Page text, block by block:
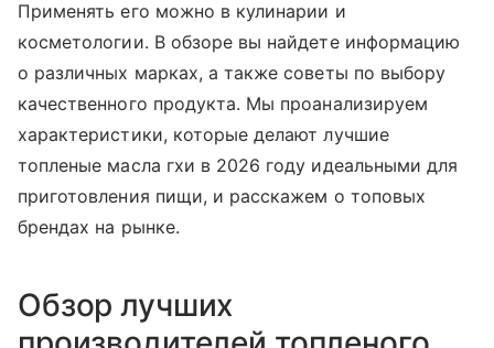
Применять его можно в кулинарии и
косметологии. В обзоре вы найдете информацию
о различных марках, а также советы по выбору
качественного продукта. Мы проанализируем
характеристики, которые делают лучшие
топленые масла гхи в 2026 году идеальными для
приготовления пищи, и расскажем о топовых
брендах на рынке.
Обзор лучших